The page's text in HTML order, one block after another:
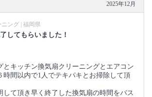
2025年12月
ング | 福岡県
してもらいました！
とキッチン換気扇クリーニングとエアコン
時間以内で1人でテキパキとお掃除して頂
して頂き早く終了した換気扇の時間をバス